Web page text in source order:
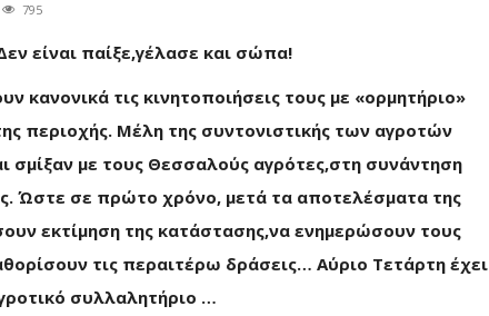
795
είναι παίξε,γέλασε και σώπα!
κανονικά τις κινητοποιήσεις τους με «ορμητήριο»
περιοχής. Μέλη της συντονιστικής των αγροτών
σμίξαν με τους Θεσσαλούς αγρότες,στη συνάντηση
Ώστε σε πρώτο χρόνο, μετά τα αποτελέσματα της
εκτίμηση της κατάστασης,να ενημερώσουν τους
τις περαιτέρω δράσεις… Αύριο Τετάρτη έχει
συλλαλητήριο …